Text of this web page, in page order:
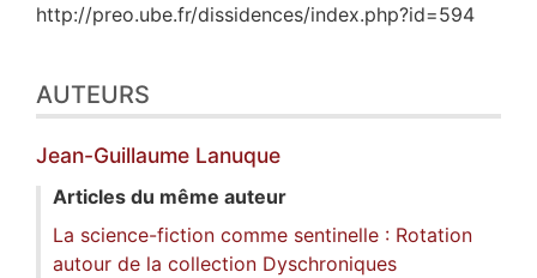
http://preo.ube.fr/dissidences/index.php?id=594
AUTEURS
Jean-Guillaume Lanuque
Articles du même auteur
La science-fiction comme sentinelle : Rotation
autour de la collection Dyschroniques